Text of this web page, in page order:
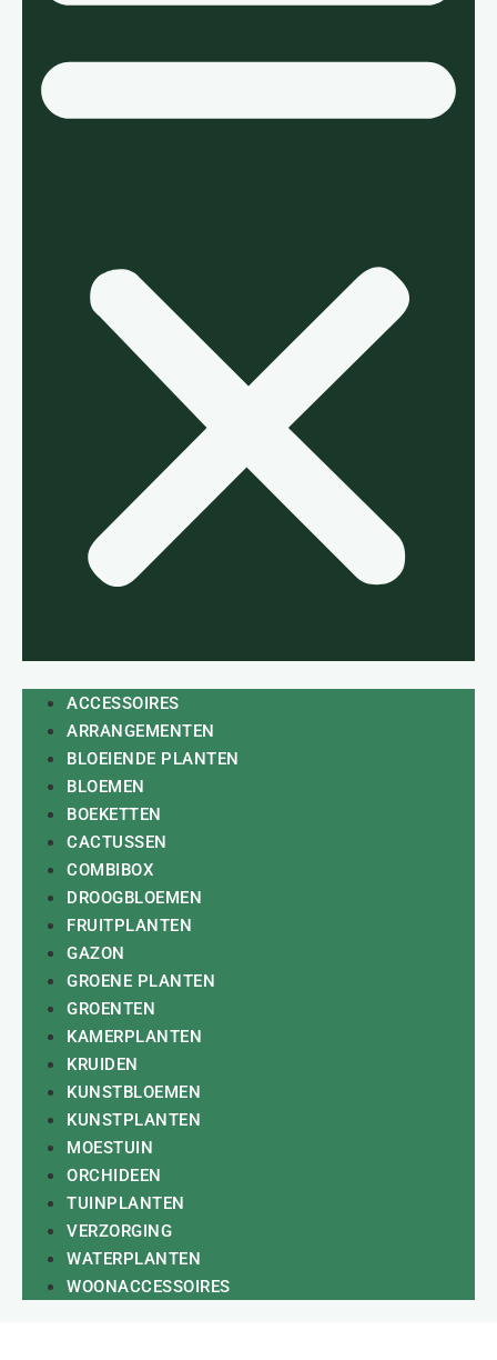
ACCESSOIRES
ARRANGEMENTEN
BLOEIENDE PLANTEN
BLOEMEN
BOEKETTEN
CACTUSSEN
COMBIBOX
DROOGBLOEMEN
FRUITPLANTEN
GAZON
GROENE PLANTEN
GROENTEN
KAMERPLANTEN
KRUIDEN
KUNSTBLOEMEN
KUNSTPLANTEN
MOESTUIN
ORCHIDEEN
TUINPLANTEN
VERZORGING
WATERPLANTEN
WOONACCESSOIRES